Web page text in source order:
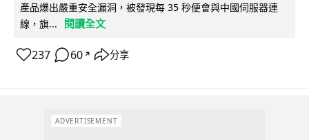
產品爆出嚴重安全漏洞，被發現每 35 秒便會與中國伺服器連
線，旗...
閱讀全文
237 60 ↗ 分享
ADVERTISEMENT